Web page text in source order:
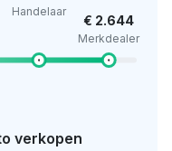
Handelaar
€ 2.644
Merkdealer
verkopen